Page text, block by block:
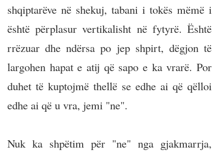
shqiptarëve në shekuj, tabani i tokës mëmë i
është përplasur vertikalisht në fytyrë. Është
rrëzuar dhe ndërsa po jep shpirt, dëgjon të
largohen hapat e atij që sapo e ka vrarë. Por
duhet të kuptojmë thellë se edhe ai që qëlloi
edhe ai që u vra, jemi "ne".
Nuk ka shpëtim për "ne" nga gjakmarrja,